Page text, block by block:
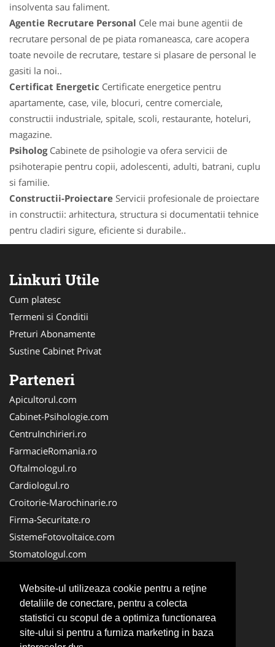
Website-ul utilizeaza cookie pentru a reţine
detaliile de conectare, pentru a colecta
statistici cu scopul de a optimiza functionarea
site-ului si pentru a furniza marketing in baza
insolventa sau faliment.
Agentie Recrutare Personal Cele mai bune agentii de
recrutare personal de pe piata romaneasca, care acopera
toate nevoile de recrutare, testare si plasare de personal le
gasiti la noi..
Certificat Energetic Certificate energetice pentru
apartamente, case, vile, blocuri, centre comerciale,
constructii industriale, spitale, scoli, restaurante, hoteluri,
magazine.
PsihologCabinete de psihologie va ofera servicii de
psihoterapie pentru copii, adolescenti, adulti, batrani, cuplu
si familie.
Constructii-Proiectare Servicii profesionale de proiectare
in constructii: arhitectura, structura si documentatii tehnice
pentru cladiri sigure, eficiente si durabile..
Linkuri Utile
Cum platesc
Termeni si Conditii
Preturi Abonamente
Sustine Cabinet Privat
Parteneri
Apicultorul.com
Cabinet-Psihologie.com
CentruInchirieri.ro
FarmacieRomania.ro
Oftalmologul.ro
Cardiologul.ro
Croitorie-Marochinarie.ro
Firma-Securitate.ro
SistemeFotovoltaice.com
Stomatologul.com
Birouri-Cadastru.ro
Cabinet-Individual.ro
CramaVinuri.ro
InstalatiiSolare.com